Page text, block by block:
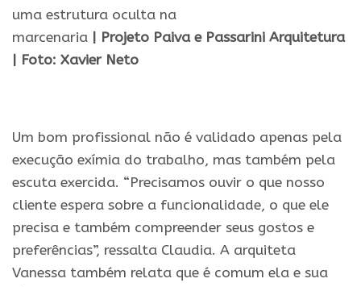
uma estrutura oculta na
marcenaria | Projeto Paiva e Passarini Arquitetura
| Foto: Xavier Neto
Um bom profissional não é validado apenas pela
execução exímia do trabalho, mas também pela
escuta exercida. “Precisamos ouvir o que nosso
cliente espera sobre a funcionalidade, o que ele
precisa e também compreender seus gostos e
preferências”, ressalta Claudia. A arquiteta
Vanessa também relata que é comum ela e sua